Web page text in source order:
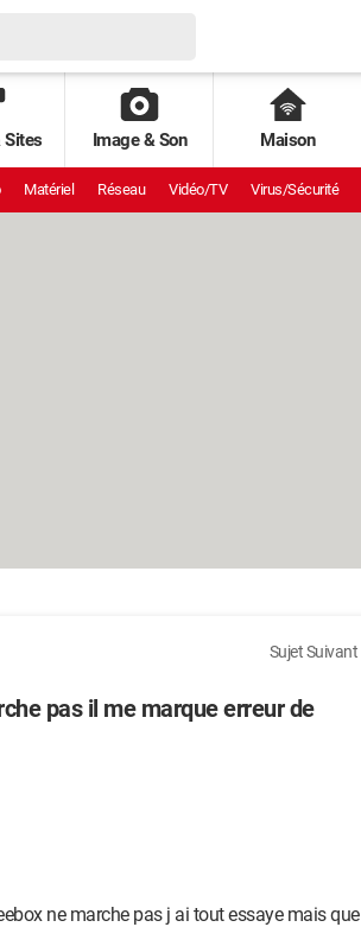
Sites Image & Son Maison
Matériel Réseau Vidéo/TV Virus/Sécurité
Sujet Suivant
pas il me marque erreur de
ne marche pas j ai tout essaye mais que